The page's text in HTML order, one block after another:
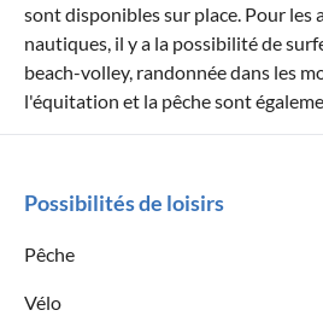
sont disponibles sur place. Pour les
nautiques, il y a la possibilité de
beach-volley, randonnée dans les
l'équitation et la pêche sont
Possibilités de loisirs
Pêche
Vélo